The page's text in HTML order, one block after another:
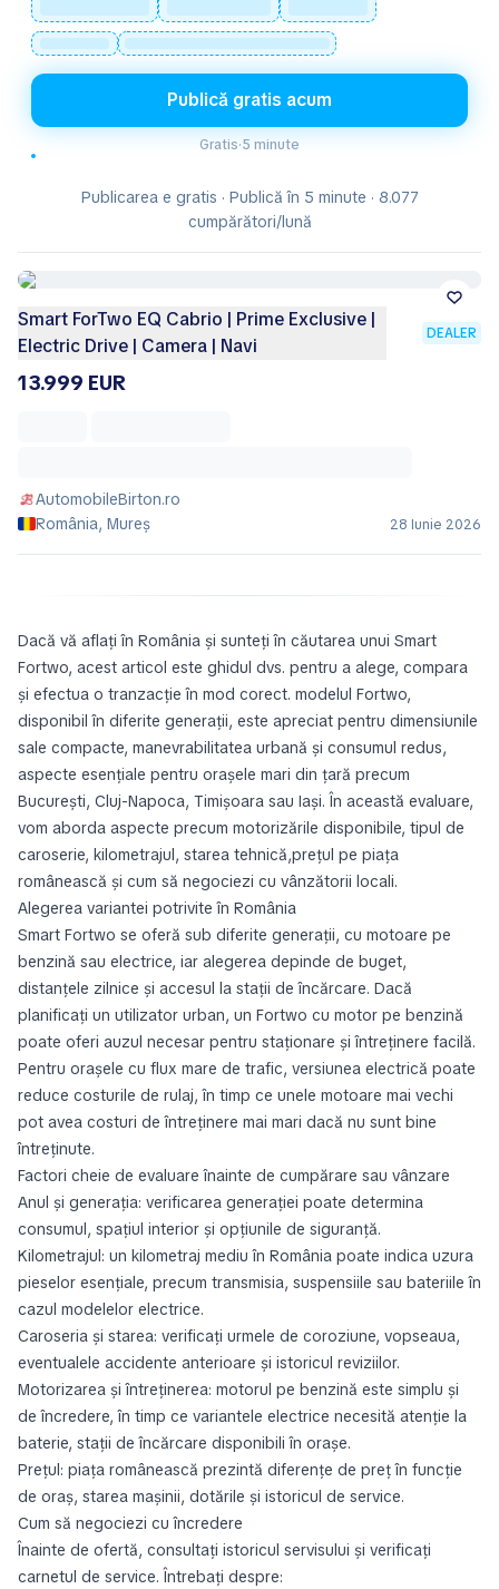
Publică gratis acum
Gratis·5 minute
Publicarea e gratis · Publică în 5 minute · 8.077
cumpărători/lună
Smart ForTwo EQ Cabrio | Prime Exclusive |
Electric Drive | Camera | Navi
DEALER
13.999 EUR
AutomobileBirton.ro
România, Mureș
28 Iunie 2026
Dacă vă aflați în România și sunteți în căutarea unui Smart
Fortwo, acest articol este ghidul dvs. pentru a alege, compara
și efectua o tranzacție în mod corect. modelul Fortwo,
disponibil în diferite generații, este apreciat pentru dimensiunile
sale compacte, manevrabilitatea urbană și consumul redus,
aspecte esențiale pentru orașele mari din țară precum
București, Cluj-Napoca, Timișoara sau Iași. În această evaluare,
vom aborda aspecte precum motorizările disponibile, tipul de
caroserie, kilometrajul, starea tehnică,prețul pe piața
românească și cum să negociezi cu vânzătorii locali.
Alegerea variantei potrivite în România
Smart Fortwo se oferă sub diferite generații, cu motoare pe
benzină sau electrice, iar alegerea depinde de buget,
distanțele zilnice și accesul la stații de încărcare. Dacă
planificați un utilizator urban, un Fortwo cu motor pe benzină
poate oferi auzul necesar pentru staționare și întreținere facilă.
Pentru orașele cu flux mare de trafic, versiunea electrică poate
reduce costurile de rulaj, în timp ce unele motoare mai vechi
pot avea costuri de întreținere mai mari dacă nu sunt bine
întreținute.
Factori cheie de evaluare înainte de cumpărare sau vânzare
Anul și generația: verificarea generației poate determina
consumul, spațiul interior și opțiunile de siguranță.
Kilometrajul: un kilometraj mediu în România poate indica uzura
pieselor esențiale, precum transmisia, suspensiile sau bateriile în
cazul modelelor electrice.
Caroseria și starea: verificați urmele de coroziune, vopseaua,
eventualele accidente anterioare și istoricul reviziilor.
Motorizarea și întreținerea: motorul pe benzină este simplu și
de încredere, în timp ce variantele electrice necesită atenție la
baterie, stații de încărcare disponibili în orașe.
Prețul: piața românească prezintă diferențe de preț în funcție
de oraș, starea mașinii, dotările și istoricul de service.
Cum să negociezi cu încredere
Înainte de ofertă, consultați istoricul servisului și verificați
carnetul de service. Întrebați despre: